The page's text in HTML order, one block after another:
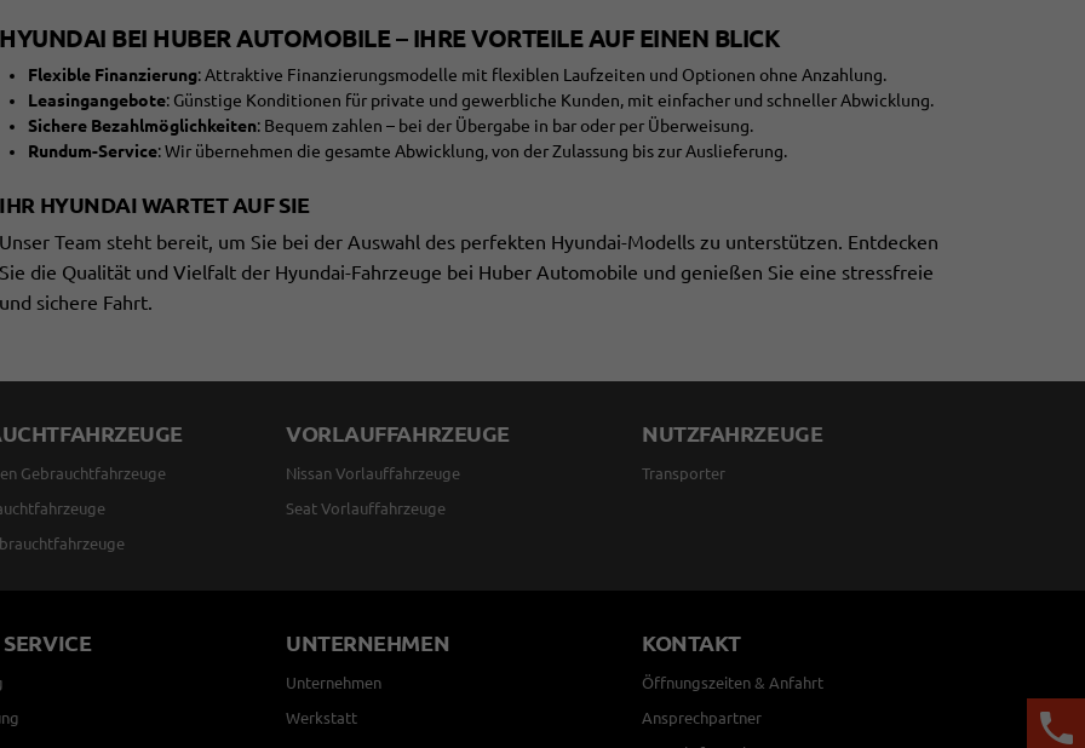
HYUNDAI BEI HUBER AUTOMOBILE – IHRE VORTEILE AUF EINEN BLICK
Flexible Finanzierung: Attraktive Finanzierungsmodelle mit flexiblen Laufzeiten und Optionen ohne Anzahlung.
Leasingangebote: Günstige Konditionen für private und gewerbliche Kunden, mit einfacher und schneller Abwicklung.
Sichere Bezahlmöglichkeiten: Bequem zahlen – bei der Übergabe in bar oder per Überweisung.
Rundum-Service: Wir übernehmen die gesamte Abwicklung, von der Zulassung bis zur Auslieferung.
IHR HYUNDAI WARTET AUF SIE
Unser Team steht bereit, um Sie bei der Auswahl des perfekten Hyundai-Modells zu unterstützen. Entdecken
Sie die Qualität und Vielfalt der Hyundai-Fahrzeuge bei Huber Automobile und genießen Sie eine stressfreie
und sichere Fahrt.
Gebrauchtfahrzeuge
VORLAUFFAHRZEUGE
Nissan Vorlauffahrzeuge
Seat Vorlauffahrzeuge
NUTZFAHRZEUGE
Transporter
UNTERNEHMEN
Unternehmen
Werkstatt
KONTAKT
Öffnungszeiten & Anfahrt
Ansprechpartner